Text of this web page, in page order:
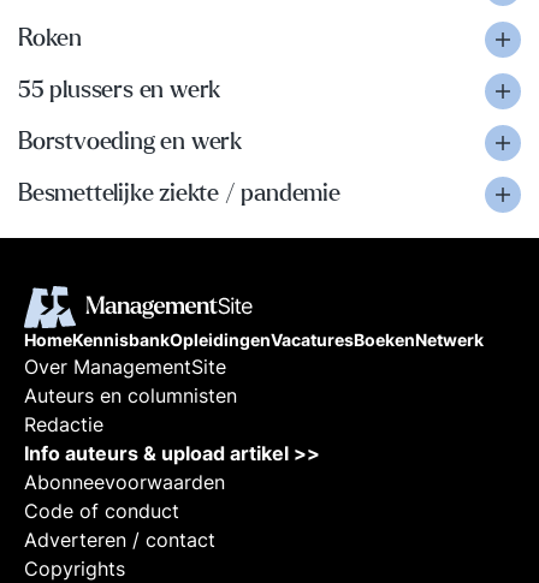
Roken
55 plussers en werk
Borstvoeding en werk
Besmettelijke ziekte / pandemie
HomeKennisbankOpleidingenVacaturesBoekenNetwerk
Over ManagementSite
Auteurs en columnisten
Redactie
Info auteurs & upload artikel >>
Abonneevoorwaarden
Code of conduct
Adverteren / contact
Copyrights